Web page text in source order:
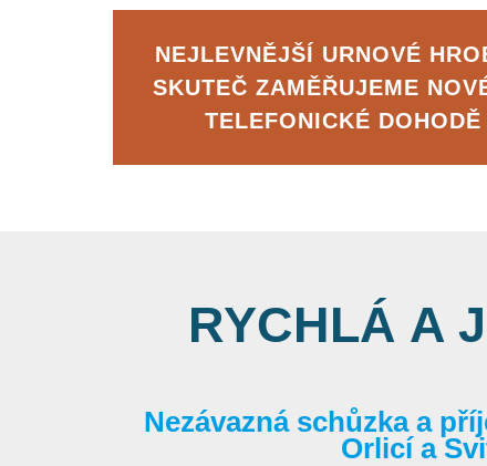
NEJLEVNĚJŠÍ URNOVÉ
SKUTEČ ZAMĚŘUJEME
TELEFONICKÉ DOHODĚ
RYCHLÁ A
Nezávazná schůzka a
Orlicí a